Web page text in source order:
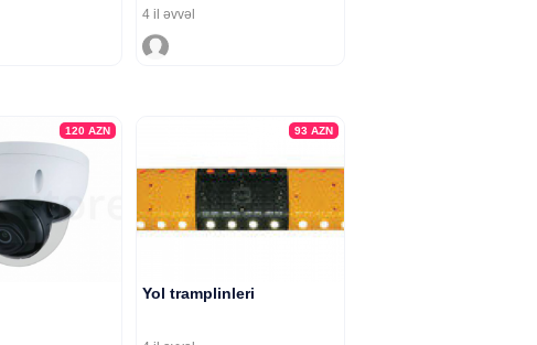
4 il əvvəl
120 AZN 93 AZN
Yol tramplinleri